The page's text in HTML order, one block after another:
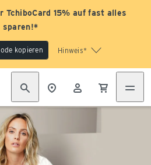
TchiboCard 15% auf fast alles
sparen!*
kopieren Hinweis*